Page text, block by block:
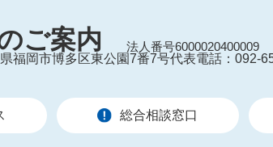
ご案内
法人番号6000020400009
福岡市博多区東公園7番7号代表電話：092-
総合相談窓口